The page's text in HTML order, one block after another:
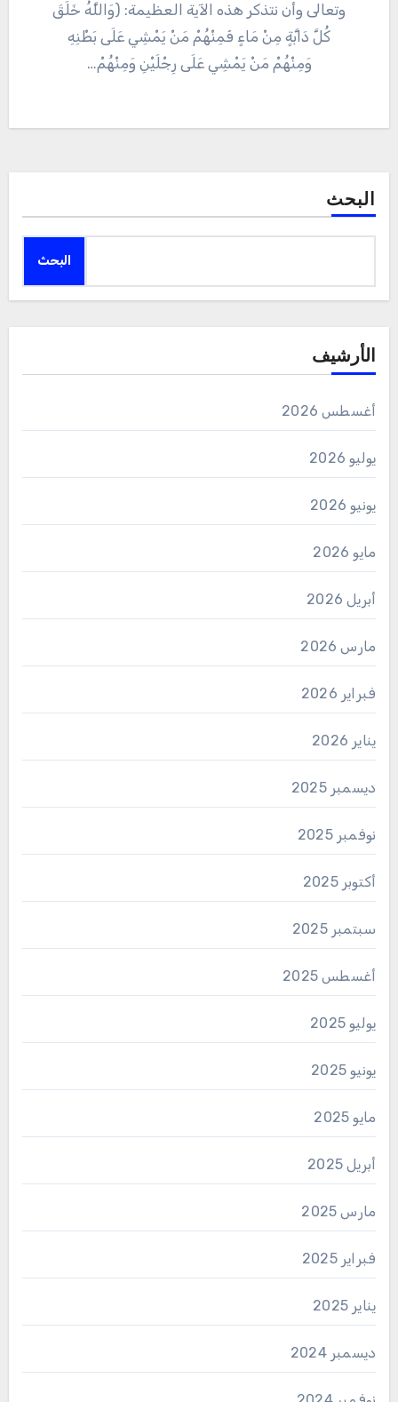
وتعالى وأن نتذكر هذه الآية العظيمة: (وَاللَّهُ خَلَقَ
كُلَّ دَابَّةٍ مِنْ مَاءٍ فَمِنْهُمْ مَنْ يَمْشِي عَلَى بَطْنِهِ
وَمِنْهُمْ مَنْ يَمْشِي عَلَى رِجْلَيْنِ وَمِنْهُمْ…
البحث
البحث
الأرشيف
أغسطس 2026
يوليو 2026
يونيو 2026
مايو 2026
أبريل 2026
مارس 2026
فبراير 2026
يناير 2026
ديسمبر 2025
نوفمبر 2025
أكتوبر 2025
سبتمبر 2025
أغسطس 2025
يوليو 2025
يونيو 2025
مايو 2025
أبريل 2025
مارس 2025
فبراير 2025
يناير 2025
ديسمبر 2024